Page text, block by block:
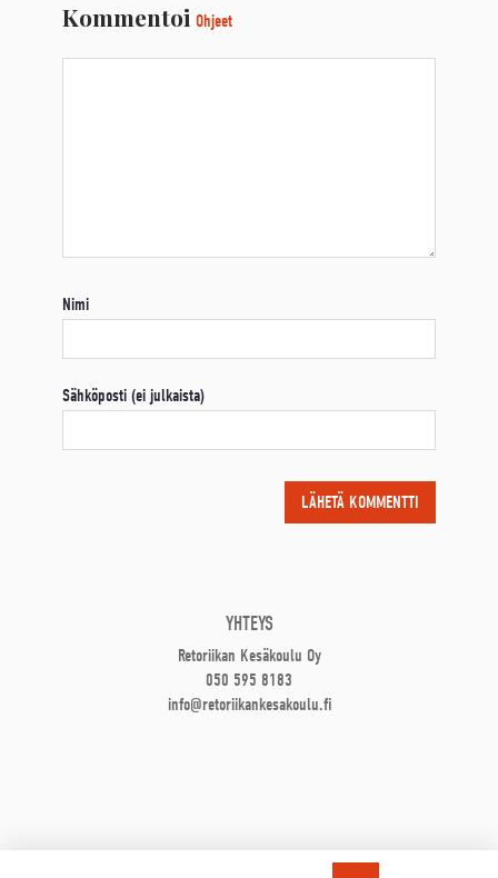
Kommentoi Ohjeet
Nimi
Sähköposti (ei julkaista)
YHTEYS
Retoriikan Kesäkoulu Oy
050 595 8183
info@retoriikankesakoulu.fi